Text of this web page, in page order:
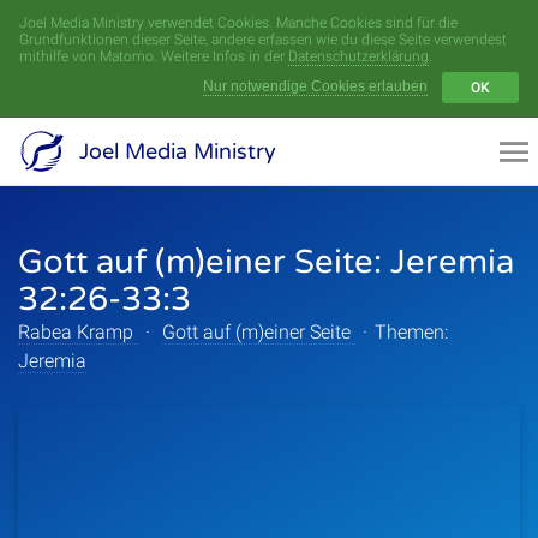
Joel Media Ministry verwendet Cookies. Manche Cookies sind für die
Grundfunktionen dieser Seite, andere erfassen wie du diese Seite verwendest
mithilfe von Matomo. Weitere Infos in der Datenschutzerklärung.
Nur notwendige Cookies erlauben
OK
Joel Media Ministry
Gott auf (m)einer Seite: Jeremia
32:26-33:3
Rabea Kramp · Gott auf (m)einer Seite · Themen:
Jeremia
Menü
Videoarchiv
Serien